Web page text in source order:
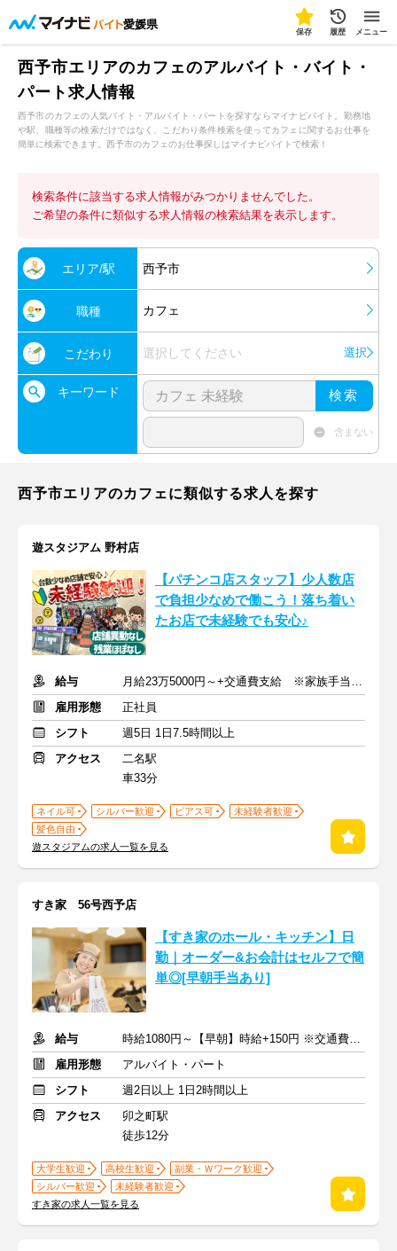
愛媛県
保存 履歴 メニュー
西予市エリアのカフェのアルバイト・バイト・
パート求人情報
西予市のカフェの人気バイト・アルバイト・パートを探すならマイナビバイト。勤務地
や駅、職種等の検索だけではなく、こだわり条件検索を使ってカフェに関するお仕事を
簡単に検索できます。西予市のカフェのお仕事探しはマイナビバイトで検索！
検索条件に該当する求人情報がみつかりませんでした。
ご希望の条件に類似する求人情報の検索結果を表示します。
エリア/駅 西予市
職種 カフェ
こだわり 選択してください 選択
キーワード 検索
含まない
西予市エリアのカフェに類似する求人を探す
遊スタジアム 野村店
【パチンコ店スタッフ】少人数店
で負担少なめで働こう！落ち着い
たお店で未経験でも安心♪
給与
月給23万5000円～+交通費支給 ※家族手当・住宅手当あり
雇用形態
正社員
シフト
週5日 1日7.5時間以上
アクセス
二名駅
車33分
ネイル可 シルバー歓迎 ピアス可
未経験者歓迎
髪色自由
遊スタジアムの求人一覧を見る
すき家 56号西予店
【すき家のホール・キッチン】日
勤｜オーダー&お会計はセルフで簡
単◎[早朝手当あり]
給与
時給1080円～【早朝】時給+150円 ※交通費支給
雇用形態
アルバイト・パート
シフト
週2日以上 1日2時間以上
アクセス
卯之町駅
徒歩12分
大学生歓迎 高校生歓迎
副業・Ｗワーク歓迎
シルバー歓迎
未経験者歓迎
すき家の求人一覧を見る